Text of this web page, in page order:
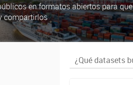
en formatos abiertos para que
compartirlos